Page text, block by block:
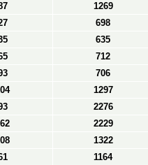
1269
698
635
712
706
1297
2276
2229
1322
1164